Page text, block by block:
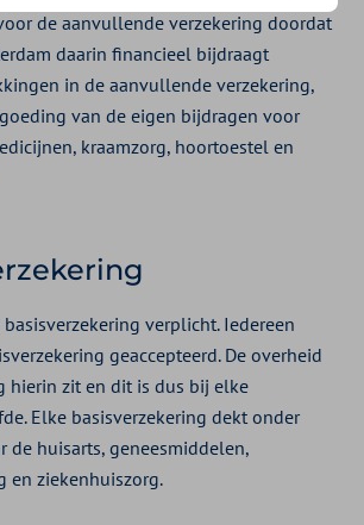
de aanvullende verzekering doordat
daarin financieel bijdraagt
in de aanvullende verzekering,
van de eigen bijdragen voor
kraamzorg, hoortoestel en
verplicht. Iedereen
geaccepteerd. De overheid
hierin zit en dit is dus bij elke
Elke basisverzekering dekt onder
de huisarts, geneesmiddelen,
en ziekenhuiszorg.